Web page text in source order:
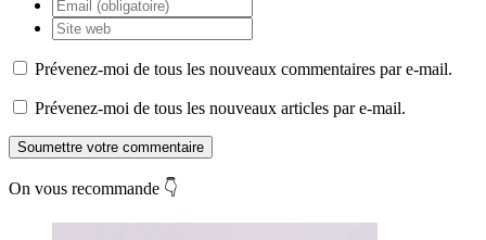
Prévenez-moi de tous les nouveaux commentaires par e-mail.
Prévenez-moi de tous les nouveaux articles par e-mail.
Soumettre votre commentaire
On vous recommande 👇